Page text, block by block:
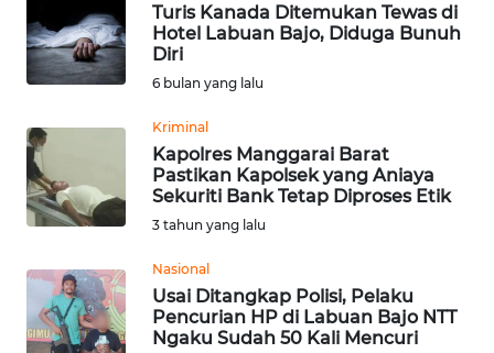
Turis Kanada Ditemukan Tewas di
Hotel Labuan Bajo, Diduga Bunuh
Diri
6 bulan yang lalu
Kriminal
Kapolres Manggarai Barat
Pastikan Kapolsek yang Aniaya
Sekuriti Bank Tetap Diproses Etik
3 tahun yang lalu
Nasional
Usai Ditangkap Polisi, Pelaku
Pencurian HP di Labuan Bajo NTT
Ngaku Sudah 50 Kali Mencuri
LABUAN
BAJO
Informasi
INDEKS
KONTAK
KAMI